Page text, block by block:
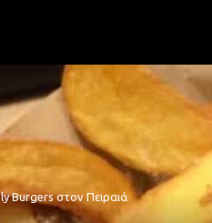
Burgers στον Πειραιά